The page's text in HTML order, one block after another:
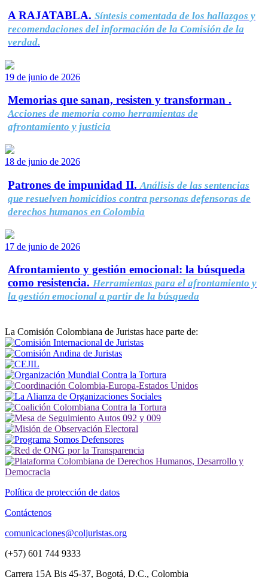
A RAJATABLA. Síntesis comentada de los hallazgos y
recomendaciones del información de la Comisión de la
verdad.
19 de junio de 2026
Memorias que sanan, resisten y transforman .
Acciones de memoria como herramientas de
afrontamiento y justicia
18 de junio de 2026
Patrones de impunidad II. Análisis de las sentencias
que resuelven homicidios contra personas defensoras de
derechos humanos en Colombia
17 de junio de 2026
Afrontamiento y gestión emocional: la búsqueda
como resistencia. Herramientas para el afrontamiento y
la gestión emocional a partir de la búsqueda
La Comisión Colombiana de Juristas hace parte de:
Política de protección de datos
Contáctenos
comunicaciones@coljuristas.org
(+57) 601 744 9333
Carrera 15A Bis 45-37, Bogotá, D.C., Colombia